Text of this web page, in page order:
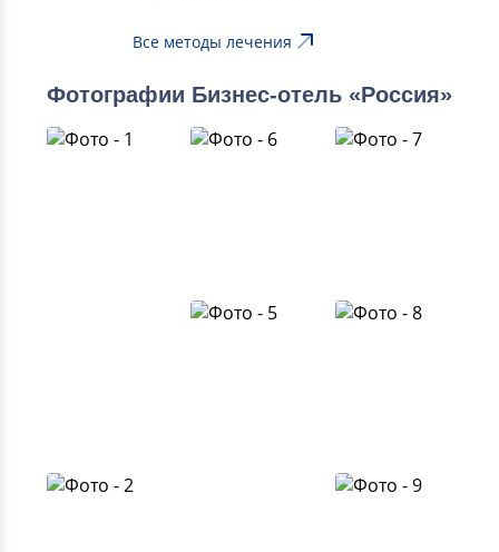
Все методы лечения
Фотографии Бизнес-отель «Россия»